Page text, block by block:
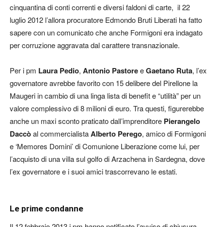
cinquantina di conti correnti e diversi faldoni di carte, il 22
luglio 2012 l’allora procuratore Edmondo Bruti Liberati ha fatto
sapere con un comunicato che anche Formigoni era indagato
per corruzione aggravata dal carattere transnazionale.
Per i pm Laura Pedio, Antonio PastoreeGaetano Ruta, l’ex
governatore avrebbe favorito con 15 delibere del Pirellone la
Maugeri in cambio di una linga lista di benefit e “utilità” per un
valore complessivo di 8 milioni di euro. Tra questi, figurerebbe
anche un maxi sconto praticato dall’imprenditore Pierangelo
Daccòal commercialistaAlberto Perego, amico di Formigoni
e ‘Memores Domini’ di Comunione Liberazione come lui, per
l’acquisto di una villa sul golfo di Arzachena in Sardegna, dove
l’ex governatore e i suoi amici trascorrevano le estati.
Le prime condanne